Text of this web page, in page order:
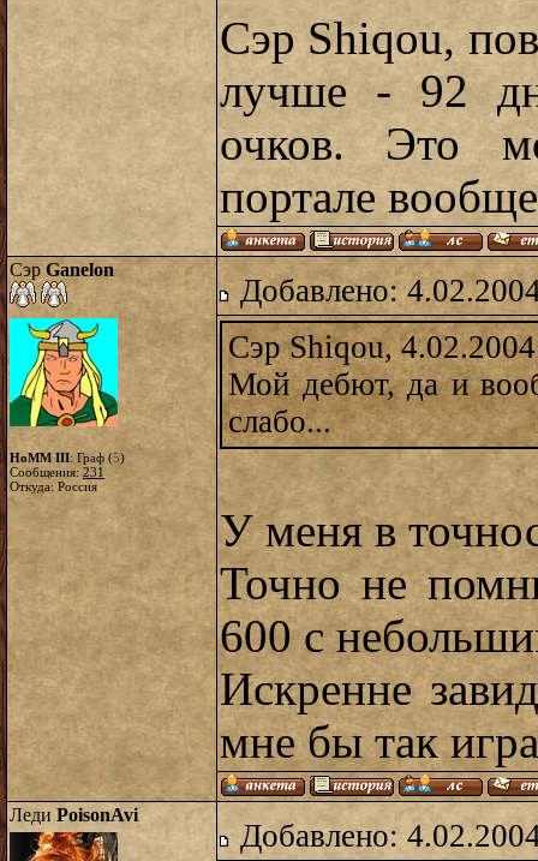
Сэр Shiqou,
лучше - 92
очков. Это
портале
Сэр Ganelon
HoMM III: Граф (5)
Сообщения: 231
Откуда: Россия
Добавлено:
Сэр Shiqou,
Мой дебют, да и
слабо...
У меня в
Точно не
600 с
Искренне
мне бы так
Леди PoisonAvi
Добавлено: